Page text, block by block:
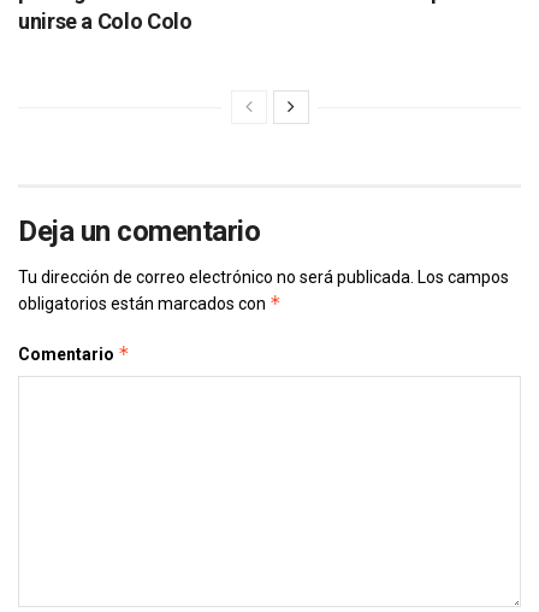
unirse a Colo Colo
Deja un comentario
Tu dirección de correo electrónico no será publicada. Los campos
obligatorios están marcados con *
Comentario *